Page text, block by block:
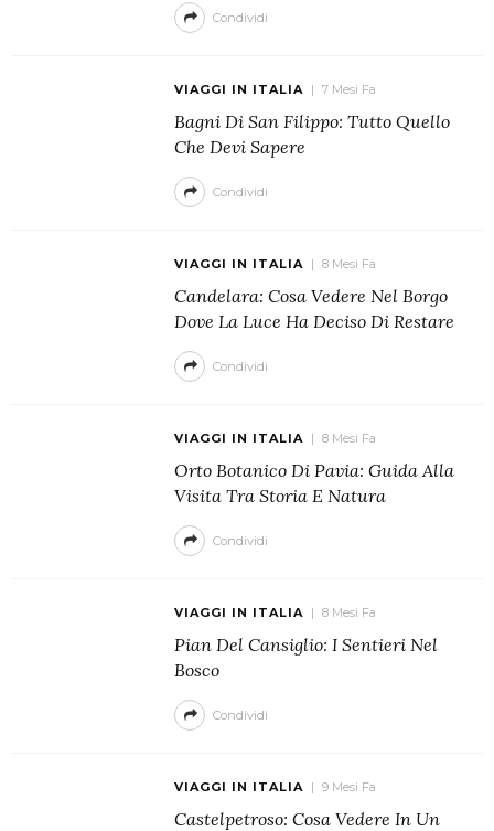
Condividi
VIAGGI IN ITALIA 7 Mesi Fa
Bagni Di San Filippo: Tutto Quello
Che Devi Sapere
Condividi
VIAGGI IN ITALIA 8 Mesi Fa
Candelara: Cosa Vedere Nel Borgo
Dove La Luce Ha Deciso Di Restare
Condividi
VIAGGI IN ITALIA 8 Mesi Fa
Orto Botanico Di Pavia: Guida Alla
Visita Tra Storia E Natura
Condividi
VIAGGI IN ITALIA 8 Mesi Fa
Pian Del Cansiglio: I Sentieri Nel
Bosco
Condividi
VIAGGI IN ITALIA 9 Mesi Fa
Castelpetroso: Cosa Vedere In Un